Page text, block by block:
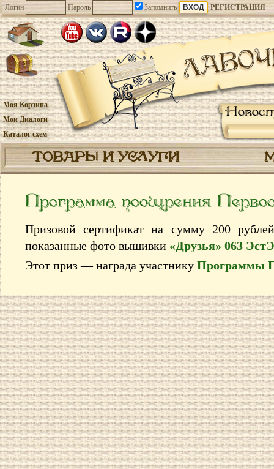
Логин Пароль Запомнить РЕГИСТРАЦИЯ
Моя Корзина
Мои Диалоги
Каталог схем
ТОВАРЫ И УСЛУГИ
Программа поощрения
Призовой сертификат на сумму 200
показанные фото вышивки «Друзья» 063 ЭстЭ
Этот приз — награда участнику Программы